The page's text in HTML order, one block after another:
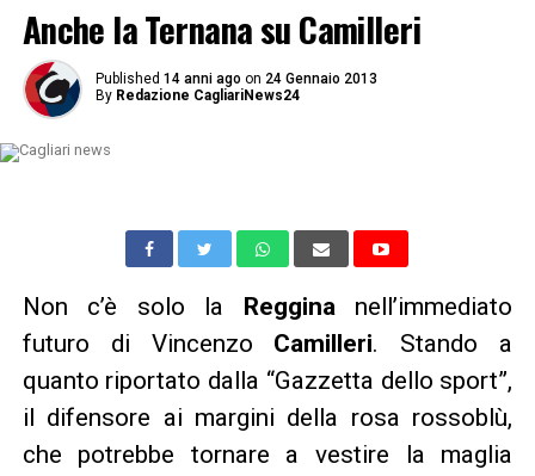
Anche la Ternana su Camilleri
Published 14 anni ago on 24 Gennaio 2013
By Redazione CagliariNews24
Non c’è solo la Regginanell’immediato
futuro di Vincenzo Camilleri. Stando a
quanto riportato dalla “Gazzetta dello sport”,
il difensore ai margini della rosa rossoblù,
che potrebbe tornare a vestire la maglia